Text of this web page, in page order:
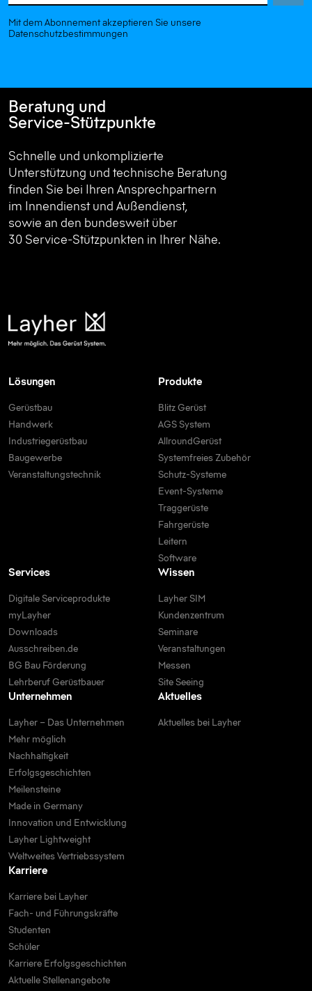
Mit dem Abonnement akzeptieren Sie unsere
Datenschutzbestimmungen
Beratung und
Service-Stützpunkte
Schnelle und unkomplizierte
Unterstützung und technische Beratung
finden Sie bei Ihren Ansprechpartnern
im Innendienst und Außendienst,
sowie an den bundesweit über
30 Service-Stützpunkten in Ihrer Nähe.
Lösungen
Gerüstbau
Handwerk
Industriegerüstbau
Baugewerbe
Veranstaltungstechnik
Produkte
Blitz Gerüst
AGS System
AllroundGerüst
Systemfreies Zubehör
Schutz-Systeme
Event-Systeme
Traggerüste
Fahrgerüste
Leitern
Software
Services
Digitale Serviceprodukte
myLayher
Downloads
Ausschreiben.de
BG Bau Förderung
Lehrberuf Gerüstbauer
Wissen
Layher SIM
Kundenzentrum
Seminare
Veranstaltungen
Messen
Site Seeing
Unternehmen
Layher – Das Unternehmen
Mehr möglich
Nachhaltigkeit
Erfolgsgeschichten
Meilensteine
Made in Germany
Innovation und Entwicklung
Layher Lightweight
Weltweites Vertriebssystem
Aktuelles
Aktuelles bei Layher
Karriere
Karriere bei Layher
Fach- und Führungskräfte
Studenten
Schüler
Karriere Erfolgsgeschichten
Aktuelle Stellenangebote